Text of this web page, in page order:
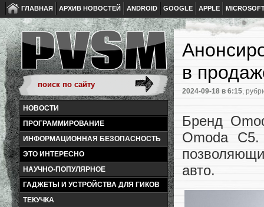
ГЛАВНАЯ АРХИВ НОВОСТЕЙ ANDROID GOOGLE APPLE
НОВОСТИ
ПРОГРАММИРОВАНИЕ
ИНФОРМАЦИОННАЯ БЕЗОПАСНОСТЬ
ЭТО ИНТЕРЕСНО
НАУЧНО-ПОПУЛЯРНОЕ
ГАДЖЕТЫ И УСТРОЙСТВА ДЛЯ ГИКОВ
ТЕКУЧКА
в
2024-09-18 в 6:15,
Бренд
Omoda
авто.